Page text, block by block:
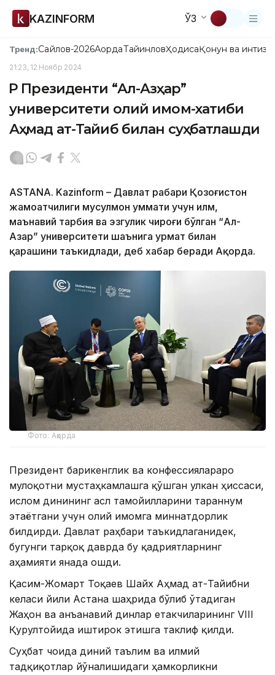
KAZINFORM ЎЗ
Тренд:Сайлов-2026АқордаТайинловҲодисаҚонун ва
21:23, 12 Ноябр 2024
ҚР Президенти “Ал-Азҳар”
университети олий имом-хатиби
Аҳмад ат-Тайиб билан суҳбатлашди
ASTANA. Kazinform – Давлат раҳбари Қозоғистон
жамоатчилиги мусулмон уммати учун илм,
маънавий тарбия ва эзгулик чироғи бўлган “Ал-
Азҳар” университети шаънига ҳурмат билан
қарашини таъкидлади, деб хабар беради Ақорда.
Фото: Ақорда
Президент бағрикенглик ва конфессиялараро
мулоқотни мустаҳкамлашга қўшган улкан ҳиссаси,
ислом динининг асл тамойилларини тараннум
этаётгани учун олий имомга миннатдорлик
билдирди. Давлат раҳбари таъкидлаганидек,
бугунги тарқоқ даврда бу қадриятларнинг
аҳамияти янада ошди.
Қасим-Жомарт Тоқаев Шайх Аҳмад ат-Тайибни
келаси йили Астана шаҳрида бўлиб ўтадиган
Жаҳон ва анъанавий динлар етакчиларининг VIII
Қурултойида иштирок этишга таклиф қилди.
Суҳбат чоғида диний таълим ва илмий
тадқиқотлар йўналишидаги ҳамкорликни